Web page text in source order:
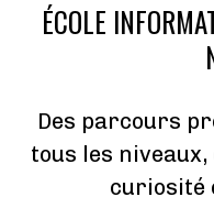
ÉCOLE
Des parcours
tous les
curiosité